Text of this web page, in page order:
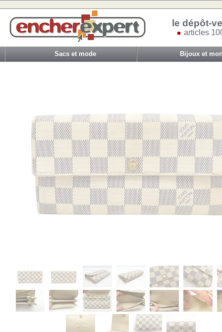
le dépôt-
articles
Sacs et mode Bijoux et